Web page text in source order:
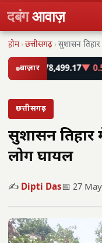
दबंगआवाज़
होम ›छत्तीसगढ़ ›
बाज़ार
78,499.17▼ 0.58%
छत्तीसगढ़
सुशासन तिहार
लोग घायल
✍️ Dipti Das📅 27